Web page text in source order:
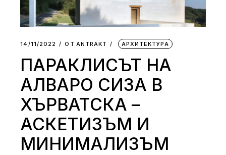
14/11/2022 ОТ АNTRAKT АРХИТЕКТУРА
ПАРАКЛИСЪТ НА
АЛВАРО СИЗА В
ХЪРВАТСКА –
АСКЕТИЗЪМ И
МИНИМАЛИЗЪМ